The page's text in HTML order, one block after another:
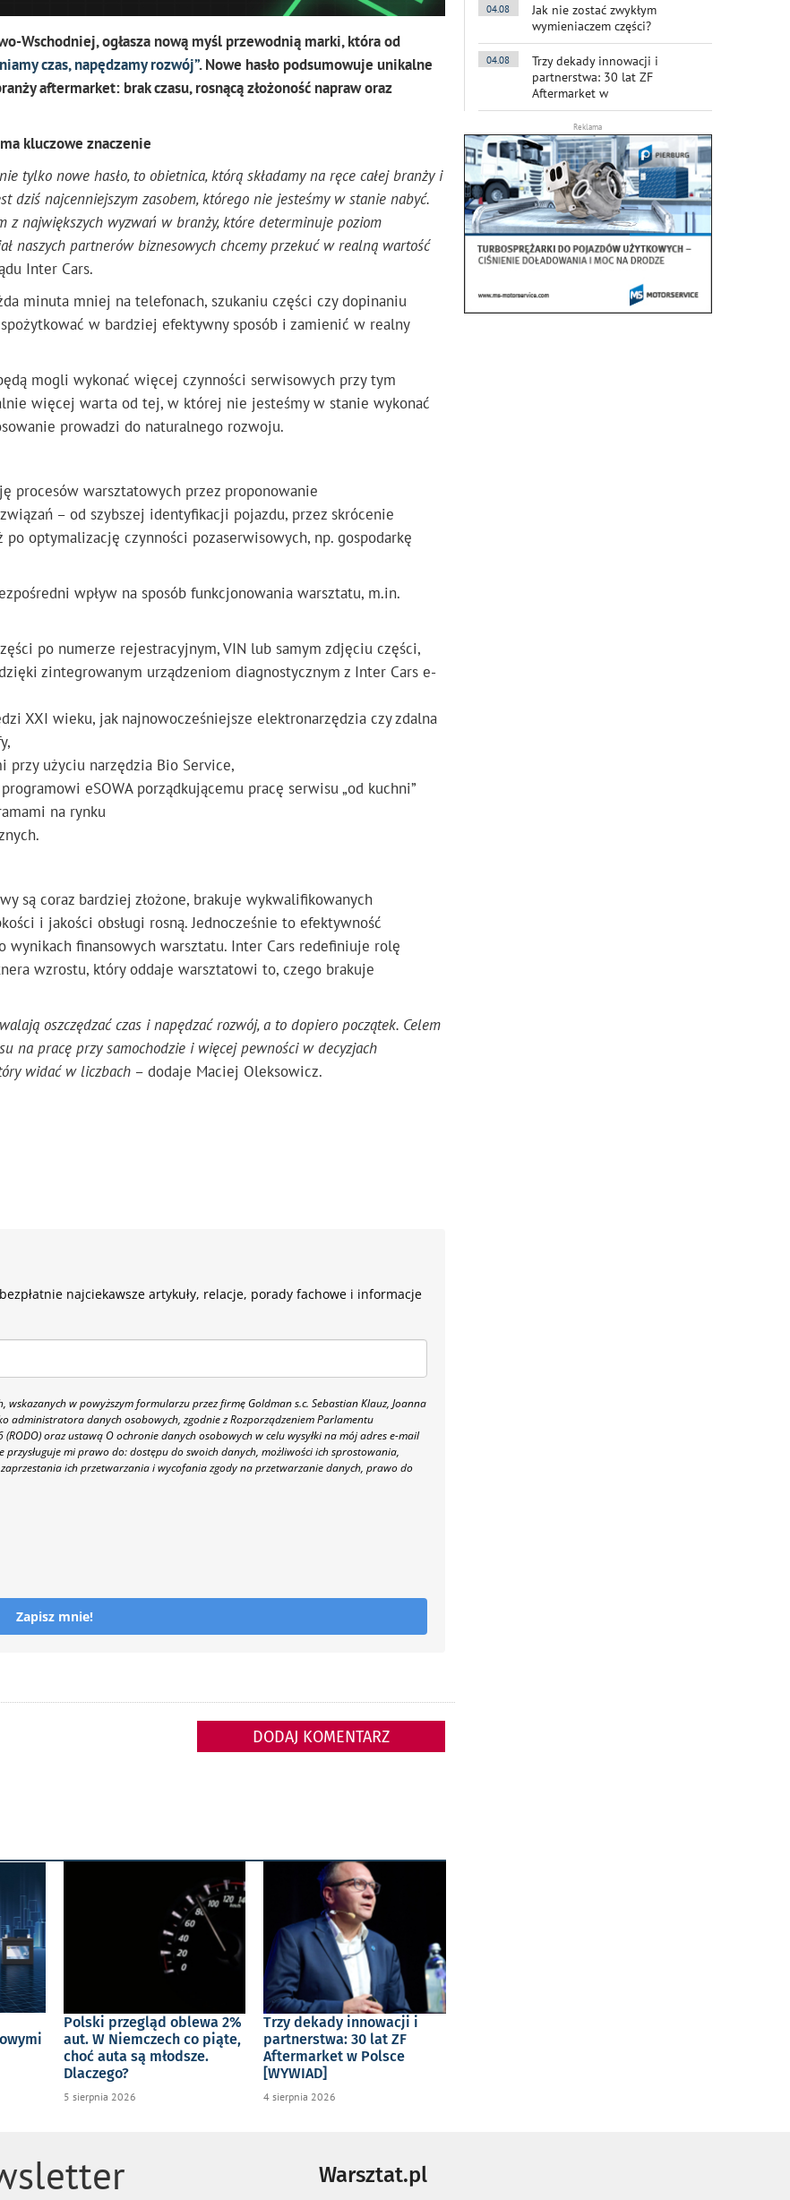
Wschodniej, ogłasza nową myśl przewodnią marki, która od
czas, napędzamy rozwój”. Nowe hasło podsumowuje unikalne
aftermarket: brak czasu, rosnącą złożoność napraw oraz
kluczowe znaczenie
tylko nowe hasło, to obietnica, którą składamy na ręce całej branży i
dziś najcenniejszym zasobem, którego nie jesteśmy w stanie nabyć.
z największych wyzwań w branży, które determinuje poziom
naszych partnerów biznesowych chcemy przekuć w realną wartość
Inter Cars.
minuta mniej na telefonach, szukaniu części czy dopinaniu
w bardziej efektywny sposób i zamienić w realny
mogli wykonać więcej czynności serwisowych przy tym
więcej warta od tej, w której nie jesteśmy w stanie wykonać
prowadzi do naturalnego rozwoju.
procesów warsztatowych przez proponowanie
– od szybszej identyfikacji pojazdu, przez skrócenie
optymalizację czynności pozaserwisowych, np. gospodarkę
wpływ na sposób funkcjonowania warsztatu, m.in.
po numerze rejestracyjnym, VIN lub samym zdjęciu części,
zintegrowanym urządzeniom diagnostycznym z Inter Cars e-
XXI wieku, jak najnowocześniejsze elektronarzędzia czy zdalna
przy użyciu narzędzia Bio Service,
eSOWA porządkującemu pracę serwisu „od kuchni”
na rynku
są coraz bardziej złożone, brakuje wykwalifikowanych
i jakości obsługi rosną. Jednocześnie to efektywność
finansowych warsztatu. Inter Cars redefiniuje rolę
wzrostu, który oddaje warsztatowi to, czego brakuje
oszczędzać czas i napędzać rozwój, a to dopiero początek. Celem
na pracę przy samochodzie i więcej pewności w decyzjach
widać w liczbach – dodaje Maciej Oleksowicz.
najciekawsze artykuły, relacje, porady fachowe i informacje
w powyższym formularzu przez firmę Goldman s.c. Sebastian Klauz, Joanna
administratora danych osobowych, zgodnie z Rozporządzeniem Parlamentu
oraz ustawą O ochronie danych osobowych w celu wysyłki na mój adres e-mail
mi prawo do: dostępu do swoich danych, możliwości ich sprostowania,
ich przetwarzania i wycofania zgody na przetwarzanie danych, prawo do
Zapisz mnie!
DODAJ KOMENTARZ
Polski przegląd oblewa 2%
aut. W Niemczech co piąte,
choć auta są młodsze.
Dlaczego?
5 sierpnia 2026
Trzy dekady innowacji i
partnerstwa: 30 lat ZF
Aftermarket w Polsce
[WYWIAD]
4 sierpnia 2026
04.08
Jak nie zostać zwykłym
wymieniaczem części?
04.08
Trzy dekady innowacji i
partnerstwa: 30 lat ZF
Aftermarket w
Reklama
Warsztat.pl